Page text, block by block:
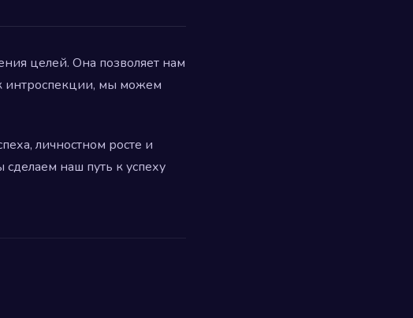
целей. Она позволяет нам
интроспекции, мы можем
личностном росте и
наш путь к успеху